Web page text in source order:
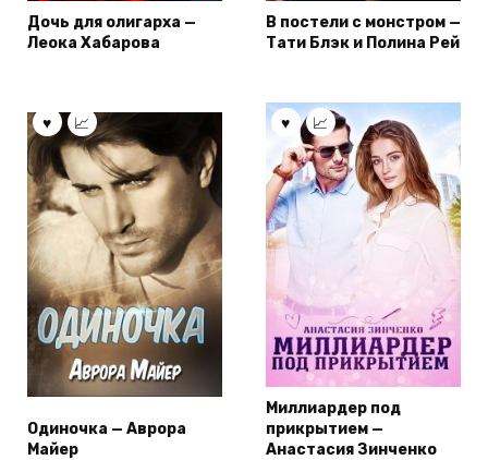
Дочь для олигарха —
Леока Хабарова
В постели с монстром —
Тати Блэк и Полина Рей
Одиночка — Аврора
Майер
Миллиардер под
прикрытием —
Анастасия Зинченко